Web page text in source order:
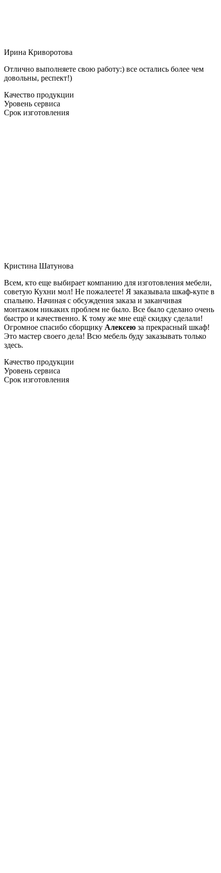
Ирина Криворотова
Отлично выполняете свою работу:) все остались более чем
довольны, респект!)
Качество продукции
Уровень сервиса
Срок изготовления
Кристина Шатунова
Всем, кто еще выбирает компанию для изготовления мебели,
советую Кухни мол! Не пожалеете! Я заказывала шкаф-купе в
спальню. Начиная с обсуждения заказа и заканчивая
монтажом никаких проблем не было. Все было сделано очень
быстро и качественно. К тому же мне ещё скидку сделали!
Огромное спасибо сборщику Алексею за прекрасный шкаф!
Это мастер своего дела! Всю мебель буду заказывать только
здесь.
Качество продукции
Уровень сервиса
Срок изготовления